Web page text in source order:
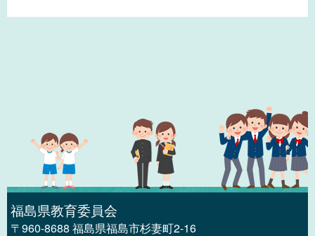
福島県教育委員会
〒960-8688 福島県福島市杉妻町2-16